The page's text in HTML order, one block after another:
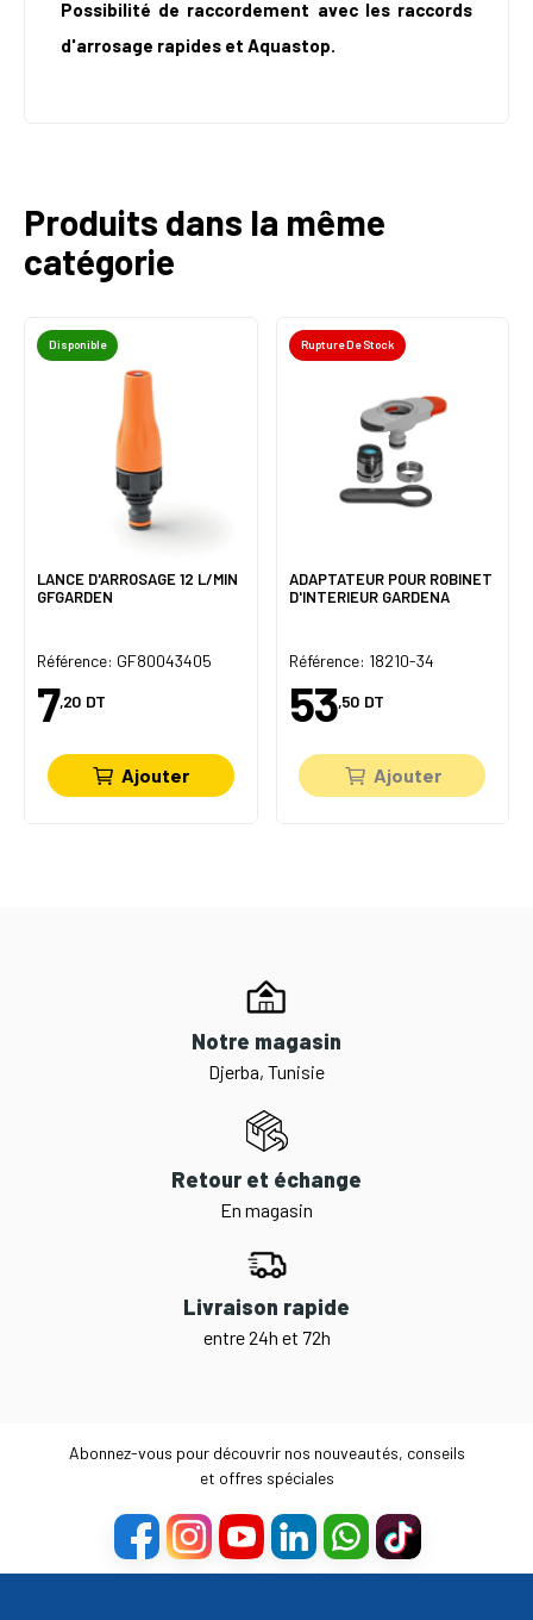
Possibilité de raccordement avec les raccords
d'arrosage rapides et Aquastop.
Produits dans la même
catégorie
Disponible
LANCE D'ARROSAGE 12 L/MIN
GFGARDEN
Référence: GF80043405
7,20 DT
Ajouter
Rupture De Stock
ADAPTATEUR POUR ROBINET
D'INTERIEUR GARDENA
Référence: 18210-34
53,50 DT
Ajouter
Notre magasin
Djerba, Tunisie
Retour et échange
En magasin
Livraison rapide
entre 24h et 72h
Abonnez-vous pour découvrir nos nouveautés, conseils
et offres spéciales